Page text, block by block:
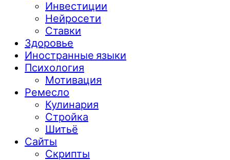
Инвестиции
Нейросети
Ставки
Здоровье
Иностранные языки
Психология
Мотивация
Ремесло
Кулинария
Стройка
Шитьё
Сайты
Скрипты